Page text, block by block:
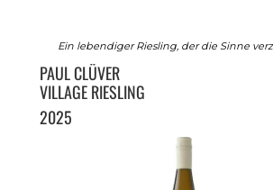
Ein lebendiger Riesling, der die Sinne
PAUL CLÜVER
VILLAGE RIESLING
2025